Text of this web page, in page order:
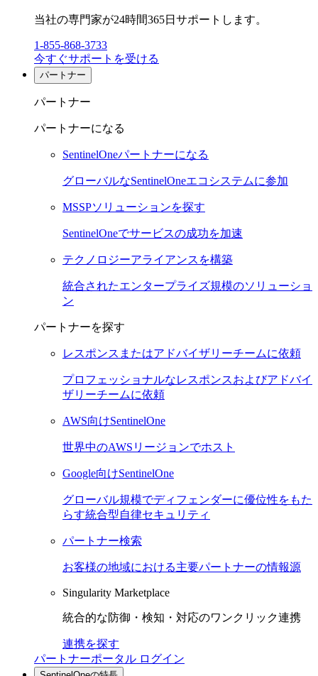
当社の専門家が24時間365日サポートします。
1-855-868-3733
今すぐサポートを受ける
パートナー
パートナー
パートナーになる
SentinelOneパートナーになる
グローバルなSentinelOneエコシステムに参加
MSSPソリューションを探す
SentinelOneでサービスの成功を加速
テクノロジーアライアンスを構築
統合されたエンタープライズ規模のソリューショ
ン
パートナーを探す
レスポンスまたはアドバイザリーチームに依頼
プロフェッショナルなレスポンスおよびアドバイ
ザリーチームに依頼
AWS向けSentinelOne
世界中のAWSリージョンでホスト
Google向けSentinelOne
グローバル規模でディフェンダーに優位性をもた
らす統合型自律セキュリティ
パートナー検索
お客様の地域における主要パートナーの情報源
Singularity Marketplace
統合的な防御・検知・対応のワンクリック連携
連携を探す
パートナーポータル ログイン